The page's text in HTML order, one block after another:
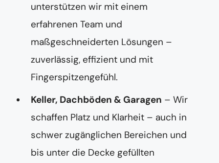
unterstützen wir mit einem
erfahrenen Team und
maßgeschneiderten Lösungen –
zuverlässig, effizient und mit
Fingerspitzengefühl.
Keller, Dachböden & Garagen – Wir
schaffen Platz und Klarheit – auch in
schwer zugänglichen Bereichen und
bis unter die Decke gefüllten